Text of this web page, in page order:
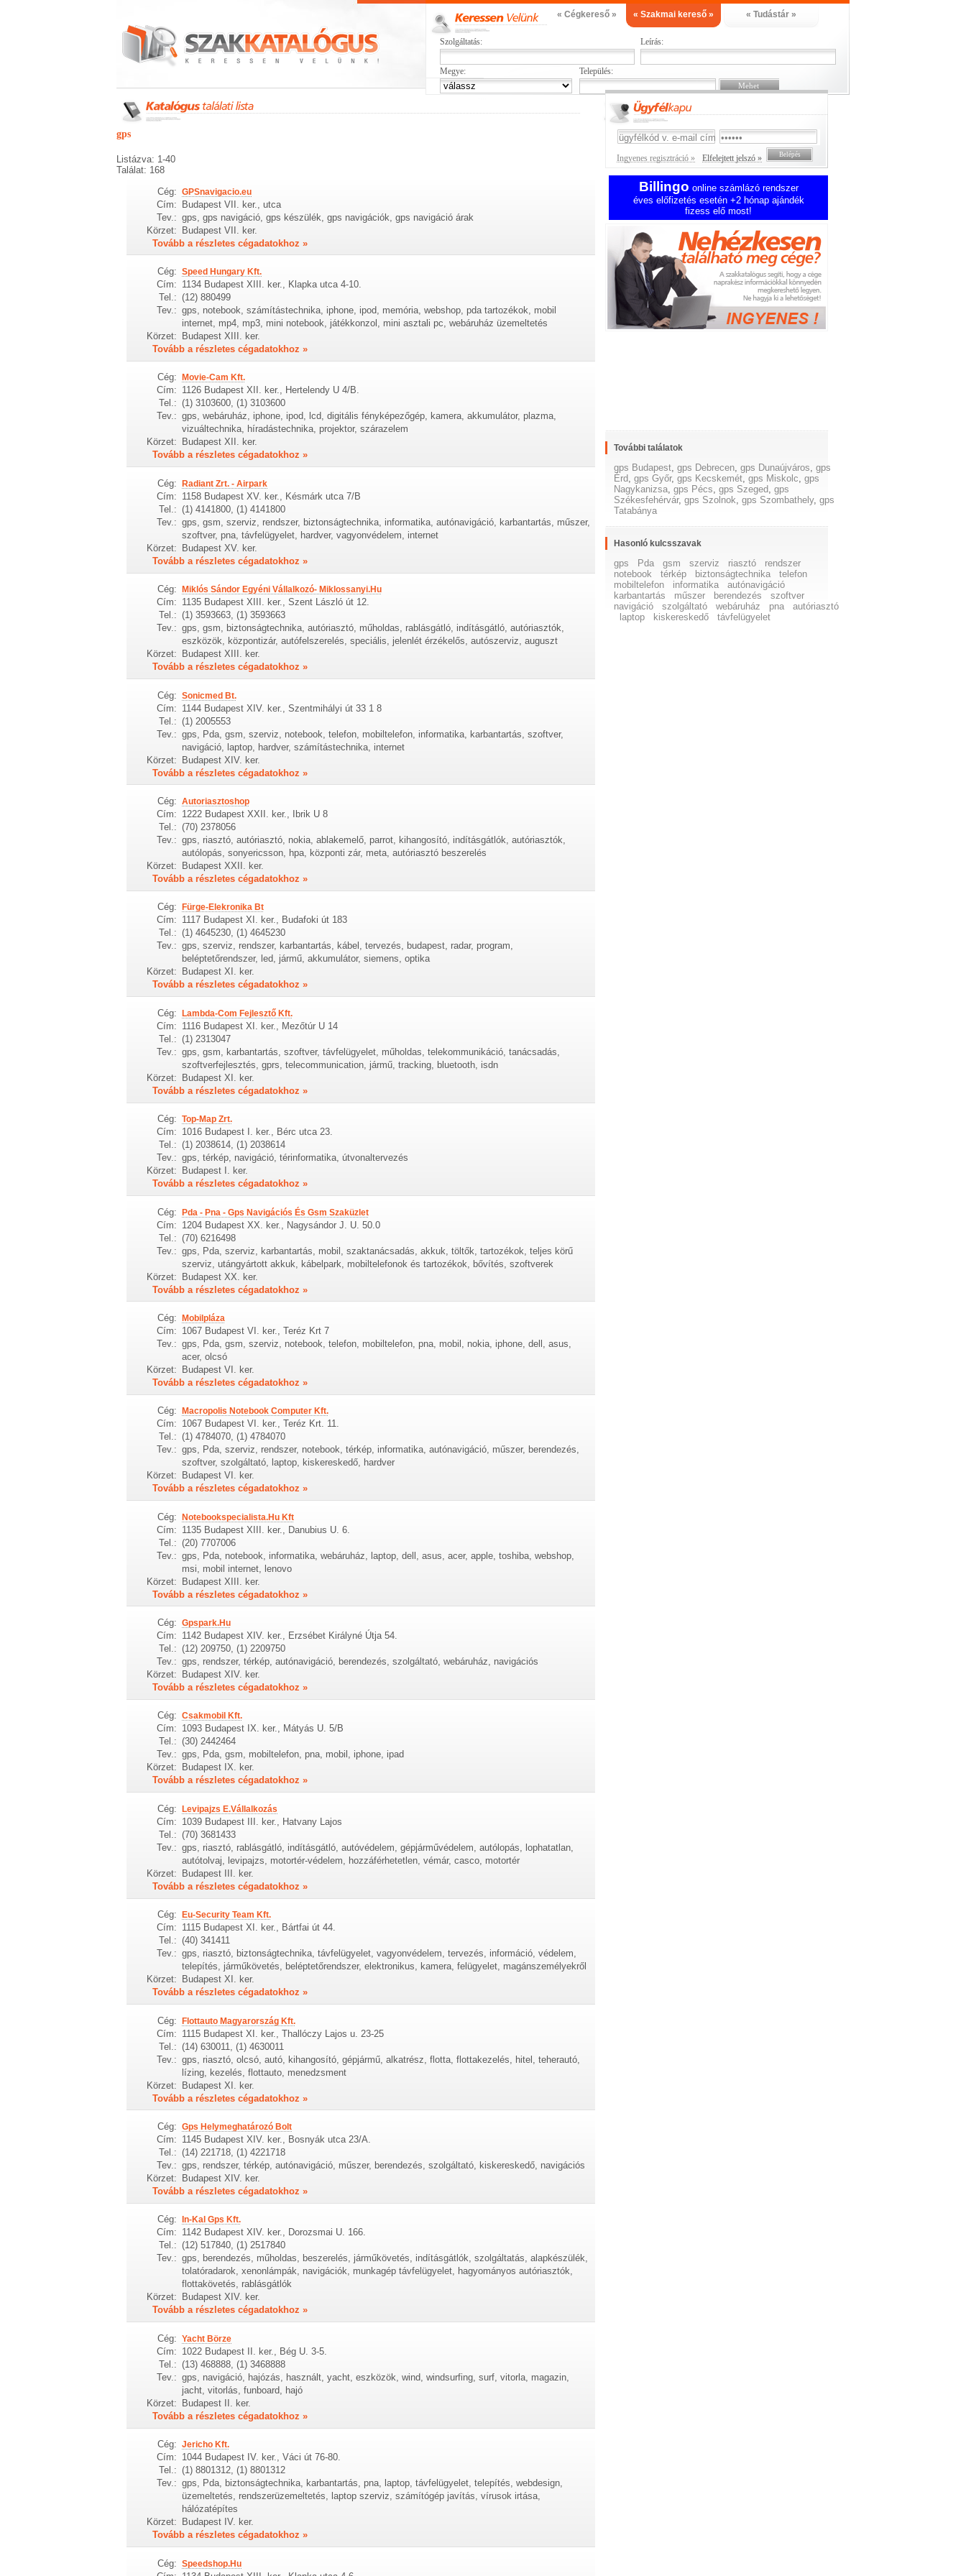
« Cégkereső » « Szakmai kereső » « Tudástár »
Szolgáltatás: Leírás:
Megye: Település:
gps
Listázva: 1-40
Találat: 168
Cég: GPSnavigacio.eu
Cím: Budapest VII. ker., utca
Tev.: gps, gps navigáció, gps készülék, gps navigációk, gps navigáció árak
Körzet: Budapest VII. ker.
Tovább a részletes cégadatokhoz »
Cég: Speed Hungary Kft.
Cím: 1134 Budapest XIII. ker., Klapka utca 4-10.
Tel.: (12) 880499
Tev.: gps, notebook, számítástechnika, iphone, ipod, memória, webshop, pda tartozékok, mobil
internet, mp4, mp3, mini notebook, játékkonzol, mini asztali pc, webáruház üzemeltetés
Körzet:
Budapest XIII. ker.
Tovább a részletes cégadatokhoz »
Cég: Movie-Cam Kft.
Cím: 1126 Budapest XII. ker., Hertelendy U 4/B.
Tel.: (1) 3103600, (1) 3103600
Tev.: gps, webáruház, iphone, ipod, lcd, digitális fényképezőgép, kamera, akkumulátor, plazma,
vizuáltechnika, híradástechnika, projektor, szárazelem
Körzet:
Budapest XII. ker.
Tovább a részletes cégadatokhoz »
Cég: Radiant Zrt. - Airpark
Cím: 1158 Budapest XV. ker., Késmárk utca 7/B
Tel.: (1) 4141800, (1) 4141800
Tev.: gps, gsm, szerviz, rendszer, biztonságtechnika, informatika, autónavigáció, karbantartás, műszer,
szoftver, pna, távfelügyelet, hardver, vagyonvédelem, internet
Körzet:
Budapest XV. ker.
Tovább a részletes cégadatokhoz »
Cég: Miklós Sándor Egyéni Vállalkozó- Miklossanyi.Hu
Cím: 1135 Budapest XIII. ker., Szent László út 12.
Tel.: (1) 3593663, (1) 3593663
Tev.: gps, gsm, biztonságtechnika, autóriasztó, műholdas, rablásgátló, indításgátló, autóriasztók,
eszközök, központizár, autófelszerelés, speciális, jelenlét érzékelős, autószerviz, auguszt
Körzet:
Budapest XIII. ker.
Tovább a részletes cégadatokhoz »
Cég: Sonicmed Bt.
Cím: 1144 Budapest XIV. ker., Szentmihályi út 33 1 8
Tel.: (1) 2005553
Tev.: gps, Pda, gsm, szerviz, notebook, telefon, mobiltelefon, informatika, karbantartás, szoftver,
navigáció, laptop, hardver, számítástechnika, internet
Körzet: Budapest XIV. ker.
Tovább a részletes cégadatokhoz »
Cég: Autoriasztoshop
Cím: 1222 Budapest XXII. ker., Ibrik U 8
Tel.: (70) 2378056
Tev.: gps, riasztó, autóriasztó, nokia, ablakemelő, parrot, kihangosító, indításgátlók, autóriasztók,
autólopás, sonyericsson, hpa, központi zár, meta, autóriasztó beszerelés
Körzet:
Budapest XXII. ker.
Tovább a részletes cégadatokhoz »
Cég: Fürge-Elekronika Bt
Cím: 1117 Budapest XI. ker., Budafoki út 183
Tel.: (1) 4645230, (1) 4645230
Tev.: gps, szerviz, rendszer, karbantartás, kábel, tervezés, budapest, radar, program,
beléptetőrendszer, led, jármű, akkumulátor, siemens, optika
Körzet:
Budapest XI. ker.
Tovább a részletes cégadatokhoz »
Cég: Lambda-Com Fejlesztő Kft.
Cím: 1116 Budapest XI. ker., Mezőtúr U 14
Tel.: (1) 2313047
Tev.: gps, gsm, karbantartás, szoftver, távfelügyelet, műholdas, telekommunikáció, tanácsadás,
szoftverfejlesztés, gprs, telecommunication, jármű, tracking, bluetooth, isdn
Körzet: Budapest XI. ker.
Tovább a részletes cégadatokhoz »
Cég: Top-Map Zrt.
Cím: 1016 Budapest I. ker., Bérc utca 23.
Tel.: (1) 2038614, (1) 2038614
Tev.: gps, térkép, navigáció, térinformatika, útvonaltervezés
Körzet:
Budapest I. ker.
Tovább a részletes cégadatokhoz »
Cég: Pda - Pna - Gps Navigációs És Gsm Szaküzlet
Cím: 1204 Budapest XX. ker., Nagysándor J. U. 50.0
Tel.: (70) 6216498
Tev.: gps, Pda, szerviz, karbantartás, mobil, szaktanácsadás, akkuk, töltők, tartozékok, teljes körű
szerviz, utángyártott akkuk, kábelpark, mobiltelefonok és tartozékok, bővítés, szoftverek
Körzet: Budapest XX. ker.
Tovább a részletes cégadatokhoz »
Cég: Mobilpláza
Cím: 1067 Budapest VI. ker., Teréz Krt 7
Tev.: gps, Pda, gsm, szerviz, notebook, telefon, mobiltelefon, pna, mobil, nokia, iphone, dell, asus,
acer, olcsó
Körzet:
Budapest VI. ker.
Tovább a részletes cégadatokhoz »
Cég: Macropolis Notebook Computer Kft.
Cím: 1067 Budapest VI. ker., Teréz Krt. 11.
Tel.: (1) 4784070, (1) 4784070
Tev.: gps, Pda, szerviz, rendszer, notebook, térkép, informatika, autónavigáció, műszer, berendezés,
szoftver, szolgáltató, laptop, kiskereskedő, hardver
Körzet:
Budapest VI. ker.
Tovább a részletes cégadatokhoz »
Cég: Notebookspecialista.Hu Kft
Cím: 1135 Budapest XIII. ker., Danubius U. 6.
Tel.: (20) 7707006
Tev.: gps, Pda, notebook, informatika, webáruház, laptop, dell, asus, acer, apple, toshiba, webshop,
msi, mobil internet, lenovo
Körzet: Budapest XIII. ker.
Tovább a részletes cégadatokhoz »
Cég: Gpspark.Hu
Cím: 1142 Budapest XIV. ker., Erzsébet Királyné Útja 54.
Tel.: (12) 209750, (1) 2209750
Tev.: gps, rendszer, térkép, autónavigáció, berendezés, szolgáltató, webáruház, navigációs
Körzet:
Budapest XIV. ker.
Tovább a részletes cégadatokhoz »
Cég: Csakmobil Kft.
Cím: 1093 Budapest IX. ker., Mátyás U. 5/B
Tel.: (30) 2442464
Tev.: gps, Pda, gsm, mobiltelefon, pna, mobil, iphone, ipad
Körzet:
Budapest IX. ker.
Tovább a részletes cégadatokhoz »
Cég: Levipajzs E.Vállalkozás
Cím: 1039 Budapest III. ker., Hatvany Lajos
Tel.: (70) 3681433
Tev.: gps, riasztó, rablásgátló, indításgátló, autóvédelem, gépjárművédelem, autólopás, lophatatlan,
autótolvaj, levipajzs, motortér-védelem, hozzáférhetetlen, vémár, casco, motortér
Körzet:
Budapest III. ker.
Tovább a részletes cégadatokhoz »
Cég: Eu-Security Team Kft.
Cím: 1115 Budapest XI. ker., Bártfai út 44.
Tel.: (40) 341411
Tev.: gps, riasztó, biztonságtechnika, távfelügyelet, vagyonvédelem, tervezés, információ, védelem,
telepítés, járműkövetés, beléptetőrendszer, elektronikus, kamera, felügyelet, magánszemélyekről
Körzet:
Budapest XI. ker.
Tovább a részletes cégadatokhoz »
Cég: Flottauto Magyarország Kft.
Cím: 1115 Budapest XI. ker., Thallóczy Lajos u. 23-25
Tel.: (14) 630011, (1) 4630011
Tev.: gps, riasztó, olcsó, autó, kihangosító, gépjármű, alkatrész, flotta, flottakezelés, hitel, teherautó,
lízing, kezelés, flottauto, menedzsment
Körzet: Budapest XI. ker.
Tovább a részletes cégadatokhoz »
Cég: Gps Helymeghatározó Bolt
Cím: 1145 Budapest XIV. ker., Bosnyák utca 23/A.
Tel.: (14) 221718, (1) 4221718
Tev.: gps, rendszer, térkép, autónavigáció, műszer, berendezés, szolgáltató, kiskereskedő, navigációs
Körzet:
Budapest XIV. ker.
Tovább a részletes cégadatokhoz »
Cég: In-Kal Gps Kft.
Cím: 1142 Budapest XIV. ker., Dorozsmai U. 166.
Tel.: (12) 517840, (1) 2517840
Tev.: gps, berendezés, műholdas, beszerelés, járműkövetés, indításgátlók, szolgáltatás, alapkészülék,
tolatóradarok, xenonlámpák, navigációk, munkagép távfelügyelet, hagyományos autóriasztók,
flottakövetés, rablásgátlók
Körzet:
Budapest XIV. ker.
Tovább a részletes cégadatokhoz »
Cég: Yacht Börze
Cím: 1022 Budapest II. ker., Bég U. 3-5.
Tel.: (13) 468888, (1) 3468888
Tev.: gps, navigáció, hajózás, használt, yacht, eszközök, wind, windsurfing, surf, vitorla, magazin,
jacht, vitorlás, funboard, hajó
Körzet:
Budapest II. ker.
Tovább a részletes cégadatokhoz »
Cég: Jericho Kft.
Cím: 1044 Budapest IV. ker., Váci út 76-80.
Tel.: (1) 8801312, (1) 8801312
Tev.: gps, Pda, biztonságtechnika, karbantartás, pna, laptop, távfelügyelet, telepítés, webdesign,
üzemeltetés, rendszerüzemeltetés, laptop szerviz, számítógép javítás, vírusok irtása,
hálózatépítes
Körzet:
Budapest IV. ker.
Tovább a részletes cégadatokhoz »
Cég: Speedshop.Hu
Ingyenes regisztráció » Elfelejtett jelszó »
Billingo online számlázó rendszer
éves előfizetés esetén +2 hónap ajándék
fizess elő most!
További találatok
gps Budapest,gps Debrecen,gps Dunaújváros,gps
Érd,gps Győr,gps Kecskemét,gps Miskolc,gps
Nagykanizsa,gps Pécs,gps Szeged,gps
Székesfehérvár,gps Szolnok,gps Szombathely,gps
Tatabánya
Hasonló kulcsszavak
gps Pda gsm szerviz riasztó
rendszer
notebook
térkép biztonságtechnika
telefon
mobiltelefon
informatika
autónavigáció
karbantartás
műszer berendezés
szoftver
navigáció
szolgáltató webáruház pna
autóriasztó
laptop
kiskereskedő távfelügyelet